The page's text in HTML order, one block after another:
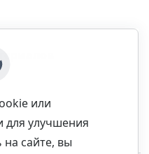
или
для улучшения
на сайте, вы